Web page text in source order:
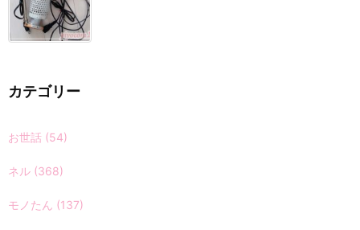
カテゴリー
お世話 (54)
ネル (368)
モノたん (137)